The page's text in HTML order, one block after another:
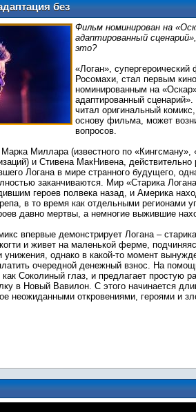
без
Фильм номинирован на
адаптированный
это?
«Логан»,
Росомахи, стал первым
номинированным на
адаптированный
читал оригинальный
основу фильма, может
вопросов.
Миллара (известного по
и Стивена МакНивена, действительно
Логана в мире странного будущего,
заканчиваются. Мир «Старика
героев полвека назад, и Америка
в то время как отдельными регионами
давно мертвы, а немногие выжившие
впервые демонстрирует Логана –
и живет на маленькой ферме,
унижения, однако в какой-то момент
очередной денежный взнос. На
Соколиный глаз, и предлагает простую
в Новый Вавилон. С этого начинается
неожиданными откровениями, героями и